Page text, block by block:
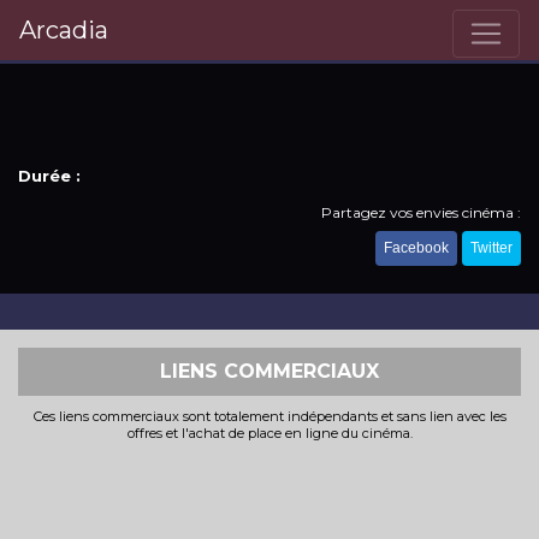
Arcadia
Durée :
Partagez vos envies cinéma :
Facebook Twitter
LIENS COMMERCIAUX
Ces liens commerciaux sont totalement indépendants et sans lien avec les
offres et l'achat de place en ligne du cinéma.